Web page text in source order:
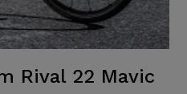
Rival 22 Mavic